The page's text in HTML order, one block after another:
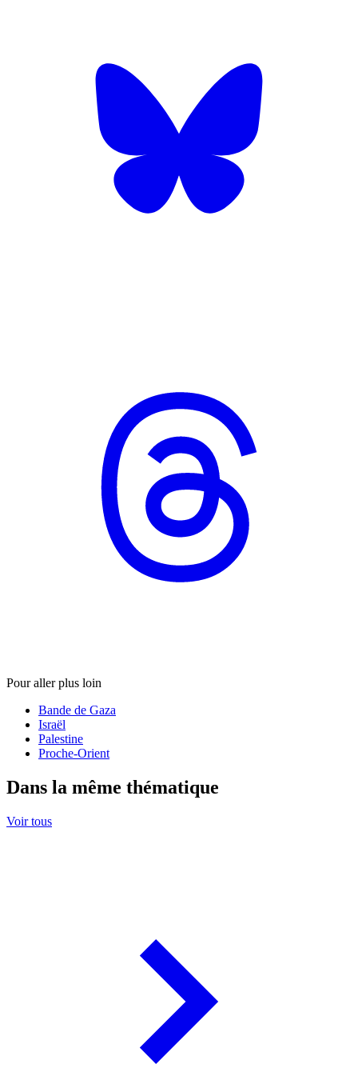
Pour aller plus loin
Bande de Gaza
Israël
Palestine
Proche-Orient
Dans la même thématique
Voir tous